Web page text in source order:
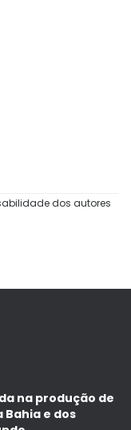
dos autores
na produção de
e dos